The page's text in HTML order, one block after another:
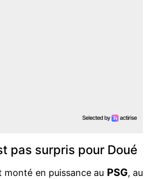
pas surpris pour Doué
monté en puissance au PSG, au